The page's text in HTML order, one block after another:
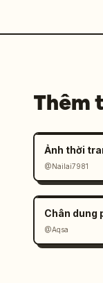
Thêm
@Nailai7981
@Aqsa